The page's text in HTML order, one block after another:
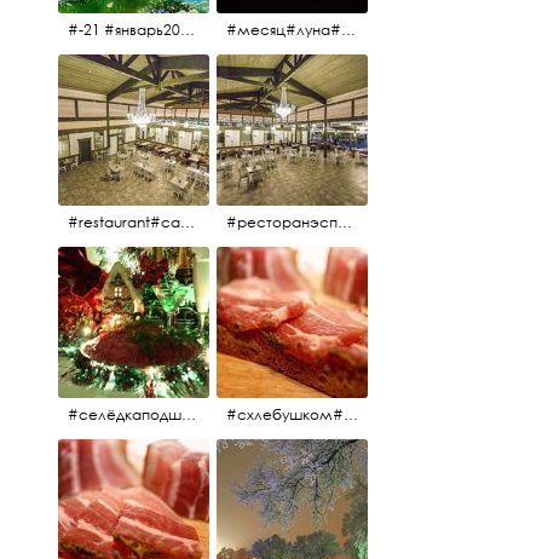
#-21 #январь2017 #зима2017 #санктпетербург2017 #месяц#луна#африканскаялуна#moon#moon🌙
#restaurant#candidates #aspila #restaurantaspils ресторан#ресторанэспиля#эспланада#концертнаяэстрада #ресторанэспиля#restaurantaspils#aspila#candidates#эспланада#концертнаяэстрада
#селёдкаподшубой#основноеблюдо#новыйгод#шампанское#праздник #схлебушком#мясо